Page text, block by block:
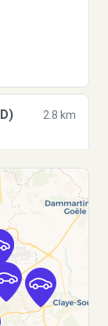
2.8 km
2.8
km